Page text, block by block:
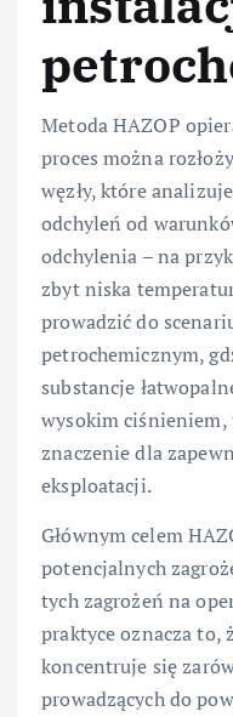
Metoda HAZOP
proces można
węzły, które
odchyleń od
odchylenia – na
zbyt niska
prowadzić do
petrochemicznym,
substancje
wysokim ciśnieniem,
znaczenie dla
eksploatacji.
Głównym celem
potencjalnych
tych zagrożeń na
praktyce oznacza to,
koncentruje się
prowadzących do